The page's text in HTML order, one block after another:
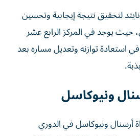
لتحقيق نتيجة إيجابية وتحسين
يوجد في المركز الرابع عشر
في استعادة توازنه وتعديل مساره بعد
ونيوكاسل
أرسنال ونيوكاسل في الدوري